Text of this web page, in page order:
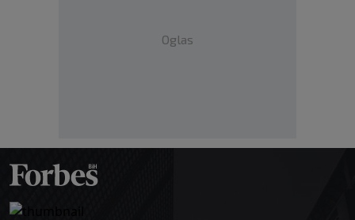
Oglas